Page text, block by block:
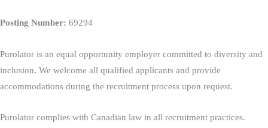
Posting Number: 69294
Purolator is an equal opportunity employer committed to diversity and
inclusion. We welcome all qualified applicants and provide
accommodations during the recruitment process upon request.
Purolator complies with Canadian law in all recruitment practices.